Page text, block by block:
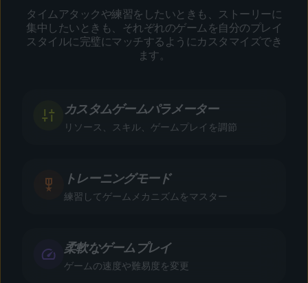
タイムアタックや練習をしたいときも、ストーリーに
集中したいときも、それぞれのゲームを自分のプレイ
スタイルに完璧にマッチするようにカスタマイズでき
ます。
カスタムゲームパラメーター
リソース、スキル、ゲームプレイを調節
トレーニングモード
練習してゲームメカニズムをマスター
柔軟なゲームプレイ
ゲームの速度や難易度を変更